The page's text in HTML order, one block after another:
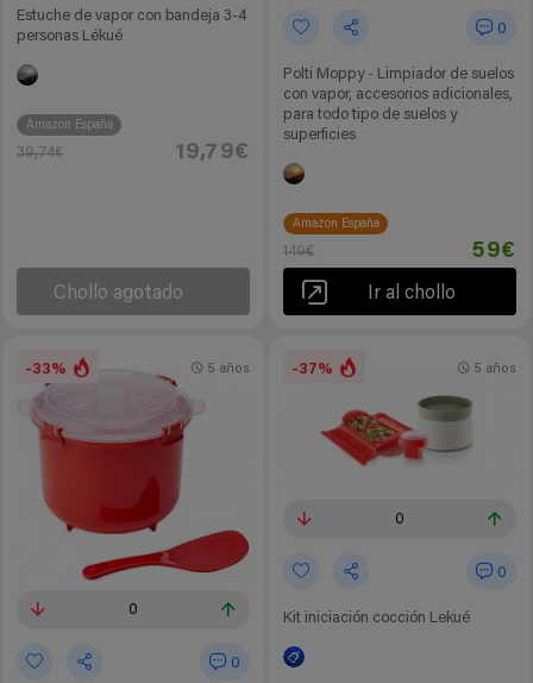
Estuche de vapor con bandeja 3-4
personas Lékué
Amazon España
39,74€ 19,79€
Chollo agotado
0
Polti Moppy - Limpiador de suelos
con vapor, accesorios adicionales,
para todo tipo de suelos y
superficies
Amazon España
149€ 59€
Ir al chollo
-33%
0
0
5 años -37%
0
0
Kit iniciación cocción Lekué
5 años